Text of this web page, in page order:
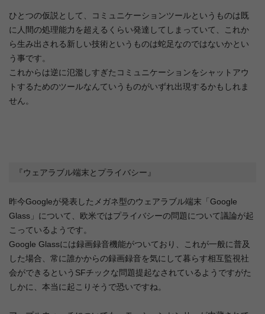
ひとつの仮説として、コミュニケーションツールというものは既
に人間の処理能力を超えるくらい発達してしまっていて、これか
ら生み出される新しい技術というものは蛇足なのではないかとい
う事です。
これからは逆に氾濫しすぎたコミュニケーションをシャットアウ
トするためのツールなんていうものがいずれ出現するかもしれま
せん。
『ウェアラブル端末とプライバシー』
昨今Googleが発表したメガネ型のウェアラブル端末「Google
Glass」について、欧米ではプライバシーの問題について議論が起
こっているようです。
Google Glassには録画録音機能がついており、これが一般に普及
した場合、常に誰かからの録画録音を気にして暮らす相互監視社
会ができるというSFチックな問題提起なされているようですがた
しかに、本当に起こりそうで恐いですね。